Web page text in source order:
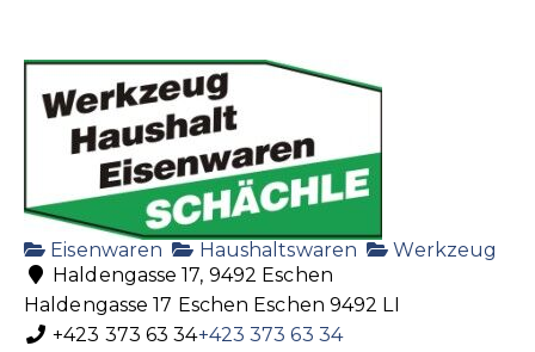
Eisenwaren Haushaltswaren
Werkzeug
Haldengasse 17, 9492 Eschen
Haldengasse 17 Eschen Eschen 9492 LI
+423 373 63 34+423 373 63 34